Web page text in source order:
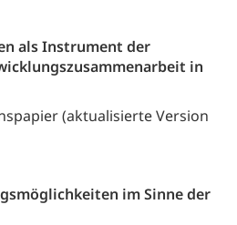
als Instrument der
in
(aktualisierte Version
im Sinne der